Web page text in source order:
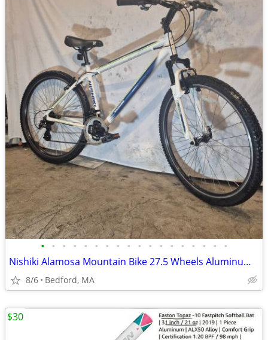
• • • • • • • • • • • • • • • • • •
Nishiki Alamosa Mountain Bike 27.5 Wheels Aluminum Frame
8/6 Bedford, MA
$30